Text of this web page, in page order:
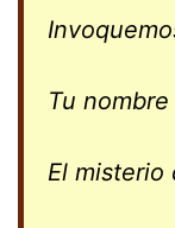
Tu
El misterio